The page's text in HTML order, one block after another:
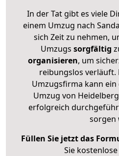
In der Tat gibt es viele
einem Umzug nach
sich Zeit zu nehmen,
Umzugs sorgfältig
organisieren, um
reibungslos
Umzugsfirma kann
Umzug von
erfolgreich
sorgen
Füllen Sie jetzt das
Sie